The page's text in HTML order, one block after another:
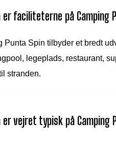
er faciliteterne på Camping
Punta Spin tilbyder et bredt
legeplads, restaurant,
stranden.
er vejret typisk på Camping